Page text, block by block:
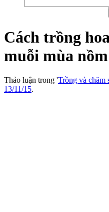
Cách trồng
muỗi mùa
Thảo luận trong 'Trồng và chăm
13/11/15.